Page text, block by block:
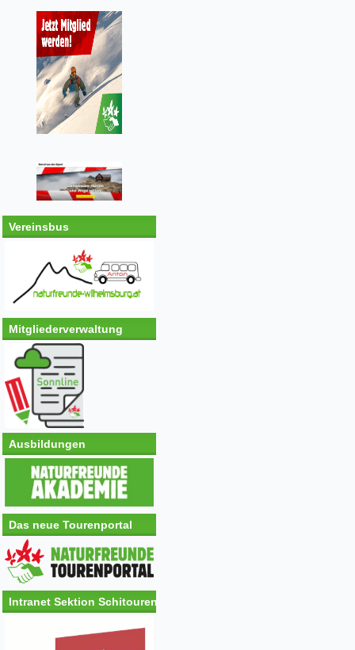
Vereinsbus
Mitgliederverwaltung
Ausbildungen
Das neue Tourenportal
Intranet Sektion Schitouren